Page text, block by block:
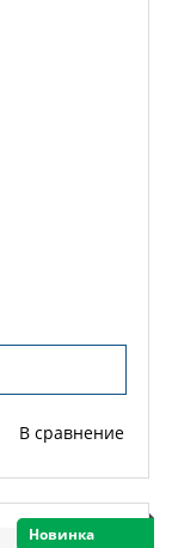
В сравнение
Новинка